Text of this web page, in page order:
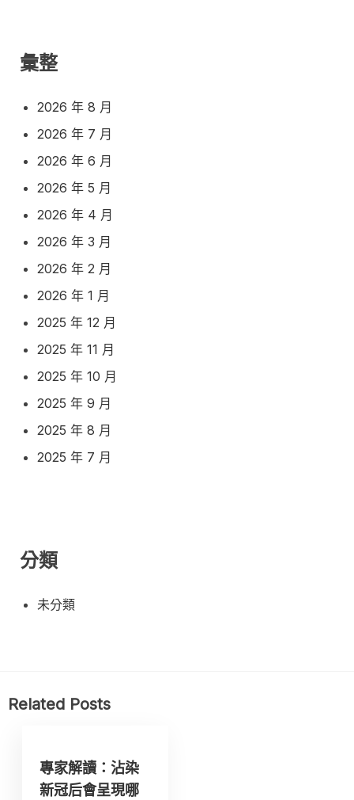
彙整
2026 年 8 月
2026 年 7 月
2026 年 6 月
2026 年 5 月
2026 年 4 月
2026 年 3 月
2026 年 2 月
2026 年 1 月
2025 年 12 月
2025 年 11 月
2025 年 10 月
2025 年 9 月
2025 年 8 月
2025 年 7 月
分類
未分類
Related Posts
專家解讀：沾染
新冠后會呈現哪